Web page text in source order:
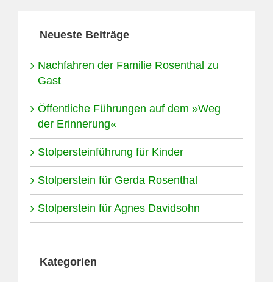
Neueste Beiträge
Nachfahren der Familie Rosenthal zu
Gast
Öffentliche Führungen auf dem »Weg
der Erinnerung«
Stolpersteinführung für Kinder
Stolperstein für Gerda Rosenthal
Stolperstein für Agnes Davidsohn
Kategorien